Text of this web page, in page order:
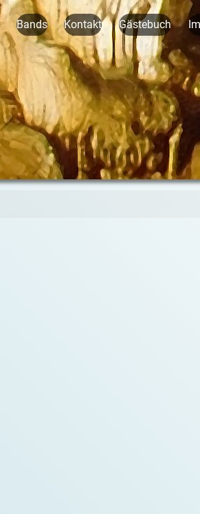
Bands Kontakt Gästebuch